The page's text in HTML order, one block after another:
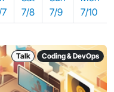
7/8
7/9
7/10
Talk Coding & DevOps